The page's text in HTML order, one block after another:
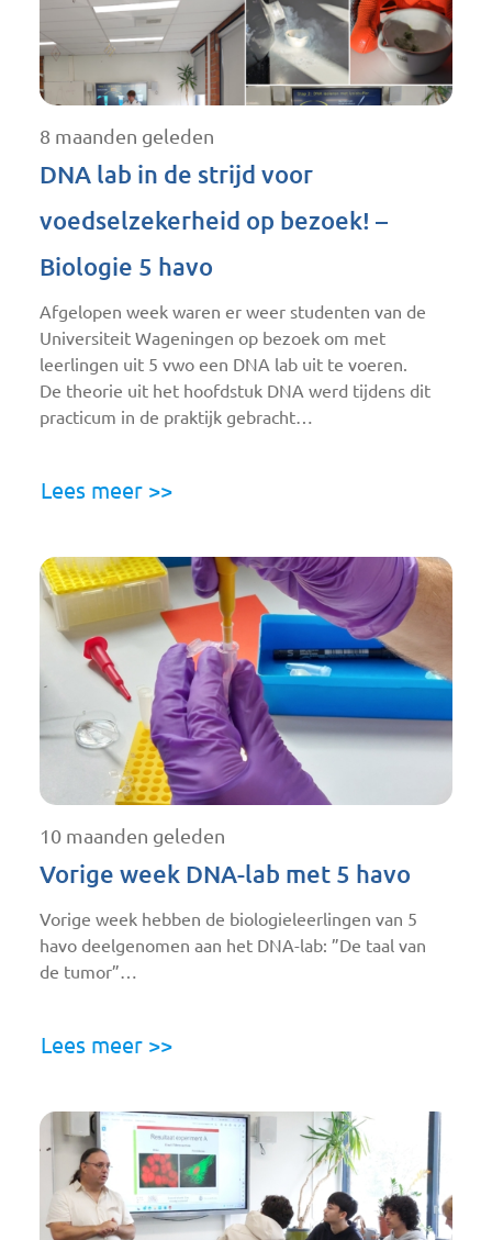
8 maanden geleden
DNA lab in de strijd voor
voedselzekerheid op bezoek! –
Biologie 5 havo
Afgelopen week waren er weer studenten van de
Universiteit Wageningen op bezoek om met
leerlingen uit 5 vwo een DNA lab uit te voeren.
De theorie uit het hoofdstuk DNA werd tijdens dit
practicum in de praktijk gebracht…
Lees meer >>
10 maanden geleden
Vorige week DNA-lab met 5 havo
Vorige week hebben de biologieleerlingen van 5
havo deelgenomen aan het DNA-lab: ”De taal van
de tumor”…
Lees meer >>